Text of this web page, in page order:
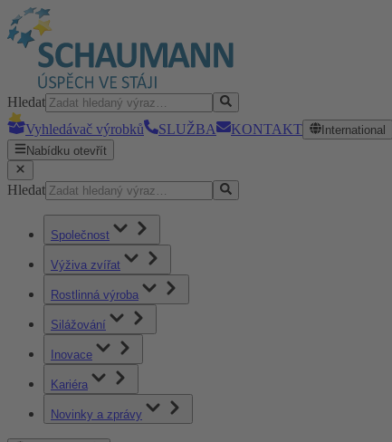
Hledat
Vyhledávač výrobků
SLUŽBA KONTAKT
International
Nabídku otevřít
Hledat
Společnost
Výživa zvířat
Rostlinná výroba
Silážování
Inovace
Kariéra
Novinky a zprávy